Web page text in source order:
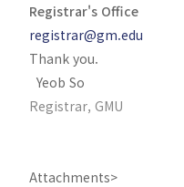
Registrar's Office
registrar@gm.edu
Thank you.
Yeob So
Registrar, GMU
Attachments>